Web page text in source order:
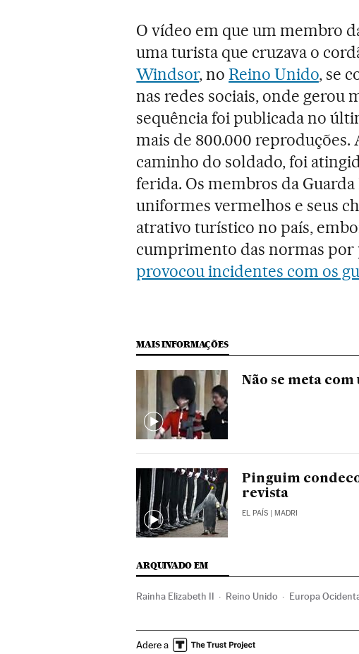
O vídeo em que um membro
uma turista que cruzava o
Windsor, noReino Unido, se
nas redes sociais, onde gerou
sequência foi publicada no
mais de 800.000 reproduções.
caminho do soldado, foi
ferida. Os membros da
uniformes vermelhos e seus
atrativo turístico no país,
cumprimento das normas por
provocou incidentes com os
MAIS INFORMAÇÕES
Não se meta
Pinguim
revista
EL PAÍS | MADRI
ARQUIVADO EM
Rainha Elizabeth II Reino Unido Europa
Adere a